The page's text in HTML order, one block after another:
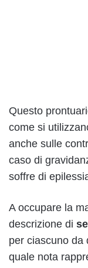
Questo
come si
anche sulle
caso di
soffre di
A occupare la
descrizione di
per ciascuno da
quale nota